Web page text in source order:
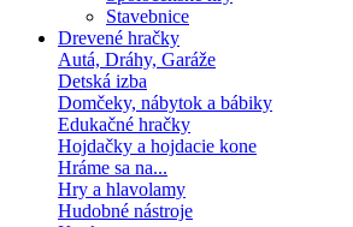
Stavebnice
Drevené hračky
Autá, Dráhy, Garáže
Detská izba
Domčeky, nábytok a bábiky
Edukačné hračky
Hojdačky a hojdacie kone
Hráme sa na...
Hry a hlavolamy
Hudobné nástroje